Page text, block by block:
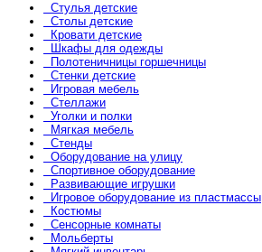
Стулья детские
Столы детские
Кровати детские
Шкафы для одежды
Полотеничницы горшечницы
Стенки детские
Игровая мебель
Стеллажи
Уголки и полки
Мягкая мебель
Стенды
Оборудование на улицу
Спортивное оборудование
Развивающие игрушки
Игровое оборудование из пластмассы
Костюмы
Сенсорные комнаты
Мольберты